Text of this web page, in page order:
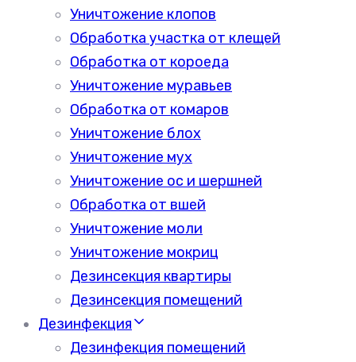
Уничтожение клопов
Обработка участка от клещей
Обработка от короеда
Уничтожение муравьев
Обработка от комаров
Уничтожение блох
Уничтожение мух
Уничтожение ос и шершней
Обработка от вшей
Уничтожение моли
Уничтожение мокриц
Дезинсекция квартиры
Дезинсекция помещений
Дезинфекция
Дезинфекция помещений